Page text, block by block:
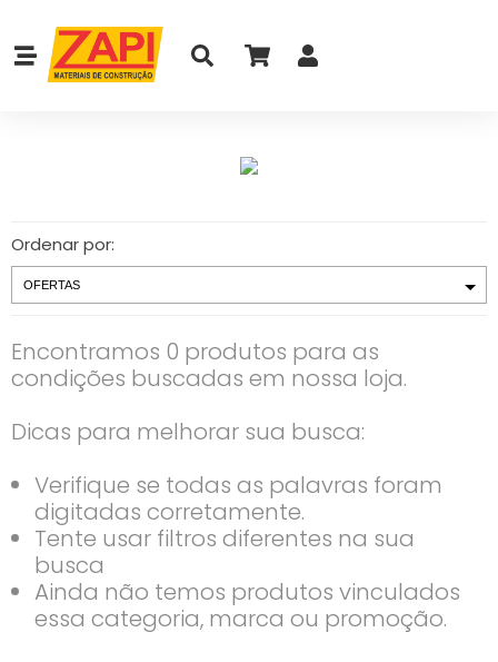
Ordenar por:
Encontramos 0 produtos para as
condições buscadas em nossa loja.
Dicas para melhorar sua busca:
Verifique se todas as palavras foram
digitadas corretamente.
Tente usar filtros diferentes na sua
busca
Ainda não temos produtos vinculados
essa categoria, marca ou promoção.